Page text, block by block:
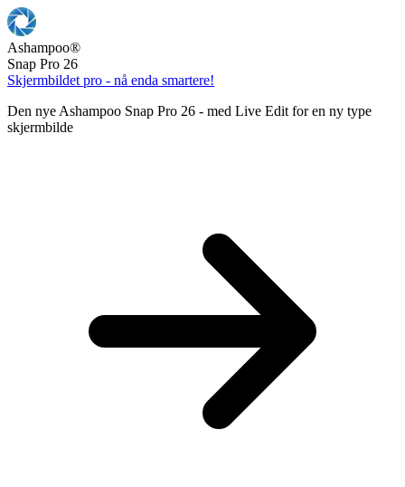
Ashampoo®
Snap Pro 26
Skjermbildet pro - nå enda smartere!
Den nye Ashampoo Snap Pro 26 - med Live Edit for en ny type
skjermbilde